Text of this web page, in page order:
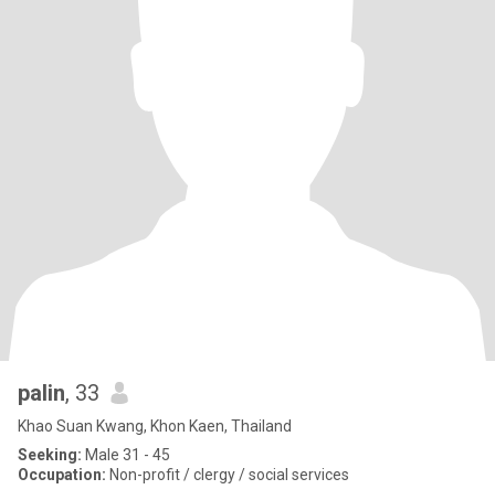
palin, 33
Khao Suan Kwang, Khon Kaen, Thailand
Seeking: Male 31 - 45
Occupation: Non-profit / clergy / social services